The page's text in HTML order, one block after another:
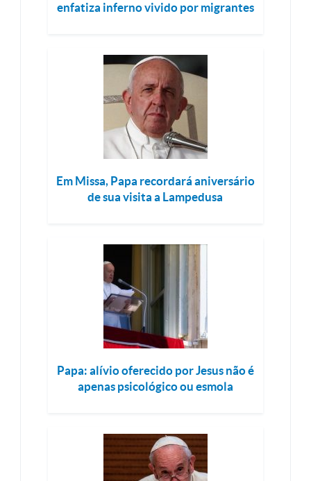
enfatiza inferno vivido por migrantes
Em Missa, Papa recordará aniversário
de sua visita a Lampedusa
Papa: alívio oferecido por Jesus não é
apenas psicológico ou esmola